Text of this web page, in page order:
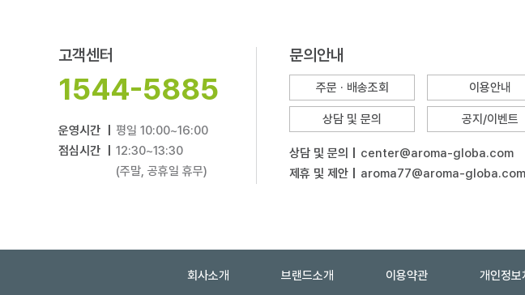
고객센터
1544-5885
운영시간 |
평일 10:00~16:00
점심시간 |
12:30~13:30
(주말, 공휴일 휴무)
문의안내
주문 · 배송조회 이용안내
상담 및 문의 공지/이벤트
상담 및 문의 |
center@aroma-globa.com
제휴 및 제안 |
aroma77@aroma-globa.com
회사소개 브랜드소개 이용약관 개인정